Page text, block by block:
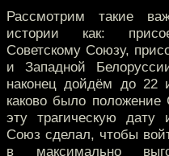
Рассмотрим такие
истории как:
Советскому Союзу,
и Западной
наконец дойдём до 22
каково было
эту трагическую дату
Союз сделал, чтобы
в максимально